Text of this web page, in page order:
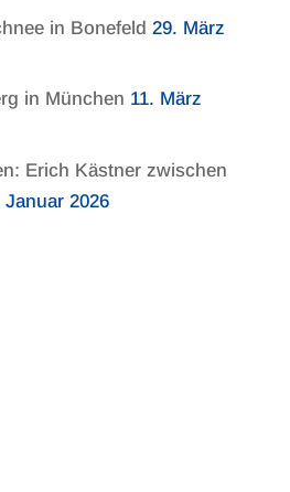
in Bonefeld 29. März
in München 11. März
Erich Kästner zwischen
Januar 2026